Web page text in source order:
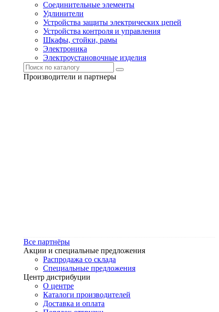
Соединительные элементы
Удлинители
Устройства защиты электрических цепей
Устройства контроля и управления
Шкафы, стойки, рамы
Электроника
Электроустановочные изделия
Производители и партнеры
Все партнёры
Акции и специальные предложения
Распродажа со склада
Специальные предложения
Центр дистрибуции
О центре
Каталоги производителей
Доставка и оплата